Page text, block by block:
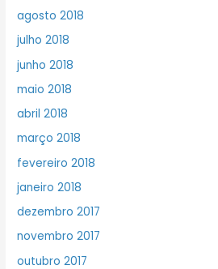
agosto 2018
julho 2018
junho 2018
maio 2018
abril 2018
março 2018
fevereiro 2018
janeiro 2018
dezembro 2017
novembro 2017
outubro 2017